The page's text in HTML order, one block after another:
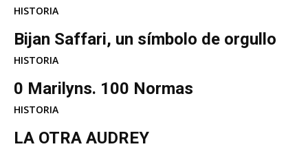
HISTORIA
Bijan Saffari, un símbolo de orgullo
HISTORIA
0 Marilyns. 100 Normas
HISTORIA
LA OTRA AUDREY